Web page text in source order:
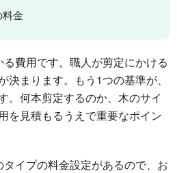
金
費用です。職人が剪定にかける
決まります。もう1つの基準が、
。何本剪定するのか、木のサイ
を見積もるうえで重要なポイン
イプの料金設定があるので、お